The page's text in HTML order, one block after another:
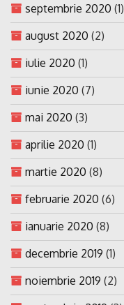
septembrie 2020 (1)
august 2020 (2)
iulie 2020 (1)
iunie 2020 (7)
mai 2020 (3)
aprilie 2020 (1)
martie 2020 (8)
februarie 2020 (6)
ianuarie 2020 (8)
decembrie 2019 (1)
noiembrie 2019 (2)